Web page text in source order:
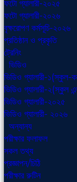
ফটো গ্যালারী-২০২৫
ফটো গ্যালারী-২০২৬
বৃক্ষরোপণ কর্মসূচি-২০২৬
প্রতিষ্ঠান ও প্রকৃতি
ট্রেনিং
ভিডিও
ভিডিও গ্যালারী-১(স্কুল-
ভিডিও গ্যালারী-২(স্কুল
ভিডিও গ্যালারী-২০২৫
ভিডিও গ্যালারী- ২০২৬
অন্যান্য
পরীক্ষার ফলাফল
সকল তথ্য
প্রজ্ঞাপন/চিঠি
পরীক্ষার রুটিন